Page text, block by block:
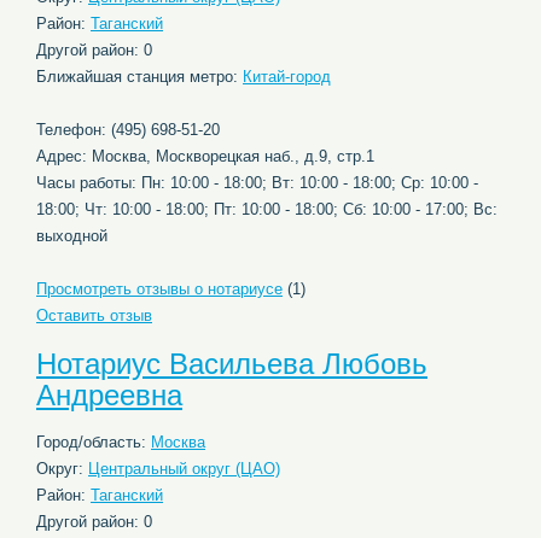
Район: Таганский
Другой район: 0
Ближайшая станция метро: Китай-город
Телефон: (495) 698-51-20
Адрес: Москва, Москворецкая наб., д.9, стр.1
Часы работы: Пн: 10:00 - 18:00; Вт: 10:00 - 18:00; Ср: 10:00 -
18:00; Чт: 10:00 - 18:00; Пт: 10:00 - 18:00; Сб: 10:00 - 17:00; Вс:
выходной
Просмотреть отзывы о нотариусе (1)
Оставить отзыв
Нотариус Васильева Любовь
Андреевна
Город/область: Москва
Округ: Центральный округ (ЦАО)
Район: Таганский
Другой район: 0